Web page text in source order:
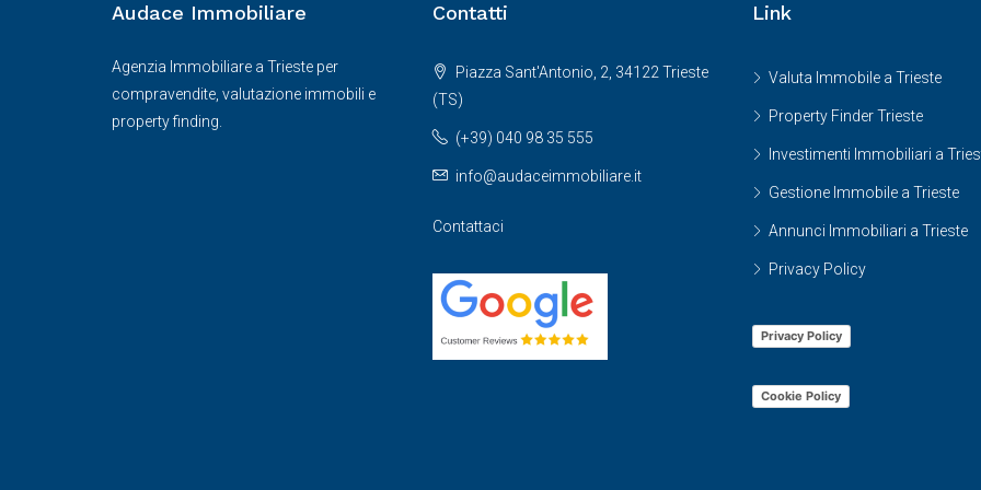
Audace Immobiliare
Agenzia Immobiliare a Trieste per
compravendite, valutazione immobili e
property finding.
Contatti
Piazza Sant'Antonio, 2, 34122 Trieste
(TS)
(+39) 040 98 35 555
info@audaceimmobiliare.it
Contattaci
Link
Valuta Immobile a Trieste
Property Finder Trieste
Investimenti Immobiliari a
Gestione Immobile a Trieste
Annunci Immobiliari a Trieste
Privacy Policy
Privacy Policy
Cookie Policy